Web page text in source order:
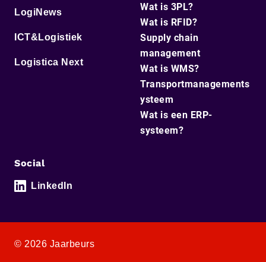
LogiNews
ICT&Logistiek
Logistica Next
Wat is 3PL?
Wat is RFID?
Supply chain
management
Wat is WMS?
Transportmanagements
ysteem
Wat is een ERP-
systeem?
Social
LinkedIn
© 2026 Jaarbeurs